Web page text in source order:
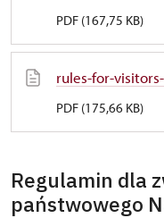
PDF (167,75 KB)
rules-for-
PDF (175,66 KB)
Regulamin dla
państwowego